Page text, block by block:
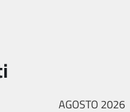
AGOSTO 2026